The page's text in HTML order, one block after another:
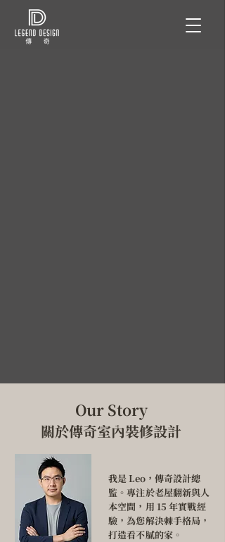
Our Story
關於傳奇室內裝修設計
我是 Leo，傳奇設計總
監。專注於老屋翻新與人
本空間，用 15 年實戰經
驗，為您解決棘手格局，
打造看不膩的家。